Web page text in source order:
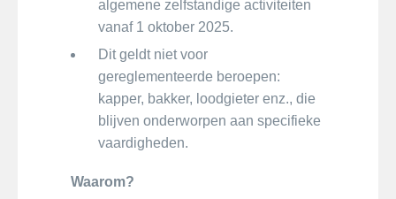
algemene zelfstandige activiteiten
vanaf 1 oktober 2025.
Dit geldt niet voor
gereglementeerde beroepen:
kapper, bakker, loodgieter enz., die
blijven onderworpen aan specifieke
vaardigheden.
Waarom?